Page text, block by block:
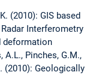
(2010): GIS based
Interferometry
deformation
Pinches, G.M.,
(2010): Geologically